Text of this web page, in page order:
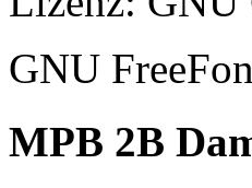
GNU
MPB 2B